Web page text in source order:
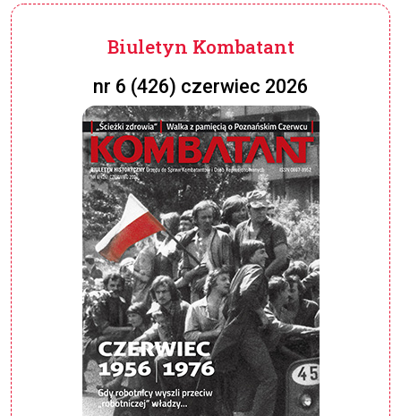
Biuletyn Kombatant
nr 6 (426) czerwiec 2026